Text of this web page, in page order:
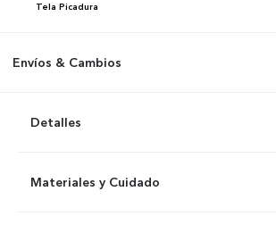
Tela Picadura
Envíos & Cambios
Detalles
Materiales y Cuidado